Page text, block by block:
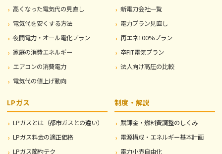
高くなった電気代の見直し
電気代を安くする方法
夜間電力・オール電化プラン
家庭の消費エネルギー
エアコンの消費電力
電気代の値上げ動向
新電力会社一覧
電力プラン見直し
再エネ100%プラン
卒FIT電気プラン
法人向け高圧の比較
LPガス
LPガスとは（都市ガスとの違い）
LPガス料金の適正価格
LPガス節約テク
制度・解説
賦課金・燃料費調整のしくみ
電源構成・エネルギー基本計画
電力小売自由化